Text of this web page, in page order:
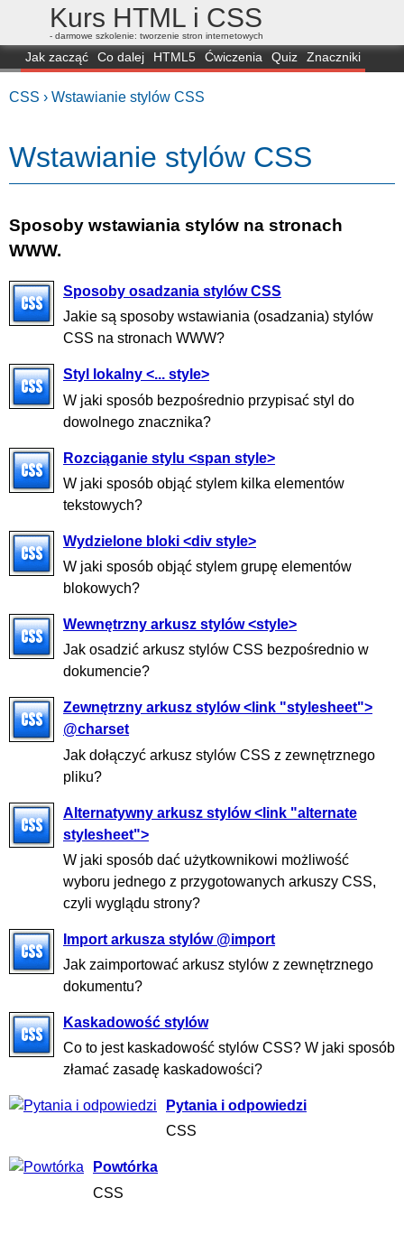
Kurs HTML i CSS
- darmowe szkolenie: tworzenie stron internetowych
Jak zacząć Co dalej HTML5 Ćwiczenia Quiz
Znaczniki
CSS › Wstawianie stylów CSS
Wstawianie stylów CSS
Sposoby wstawiania stylów na stronach
WWW.
Sposoby osadzania stylów CSS
Jakie są sposoby wstawiania (osadzania) stylów
CSS na stronach WWW?
Styl lokalny <... style>
W jaki sposób bezpośrednio przypisać styl do
dowolnego znacznika?
Rozciąganie stylu <span style>
W jaki sposób objąć stylem kilka elementów
tekstowych?
Wydzielone bloki <div style>
W jaki sposób objąć stylem grupę elementów
blokowych?
Wewnętrzny arkusz stylów <style>
Jak osadzić arkusz stylów CSS bezpośrednio w
dokumencie?
Zewnętrzny arkusz stylów <link "stylesheet">
@charset
Jak dołączyć arkusz stylów CSS z zewnętrznego
pliku?
Alternatywny arkusz stylów <link "alternate
stylesheet">
W jaki sposób dać użytkownikowi możliwość
wyboru jednego z przygotowanych arkuszy CSS,
czyli wyglądu strony?
Import arkusza stylów @import
Jak zaimportować arkusz stylów z zewnętrznego
dokumentu?
Kaskadowość stylów
Co to jest kaskadowość stylów CSS? W jaki sposób
złamać zasadę kaskadowości?
Pytania i odpowiedzi
CSS
Powtórka
CSS